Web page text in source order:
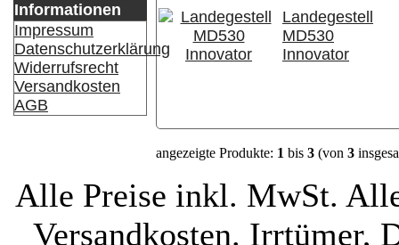
Landegestell
MD530
Innovator
angezeigte Produkte: 1 bis 3 (von 3
Informationen
Impressum
Datenschutzerklärung
Widerrufsrecht
Versandkosten
AGB
Alle Preise inkl. MwSt.
Versandkosten. Irrtümer,